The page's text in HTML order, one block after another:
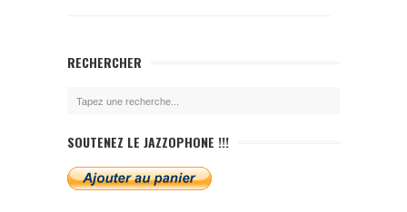
RECHERCHER
SOUTENEZ LE JAZZOPHONE !!!